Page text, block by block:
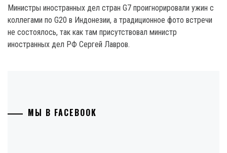
Министры иностранных дел стран G7 проигнорировали ужин с
коллегами по G20 в Индонезии, а традиционное фото встречи
не состоялось, так как там присутствовал министр
иностранных дел РФ Сергей Лавров.
МЫ В FACEBOOK